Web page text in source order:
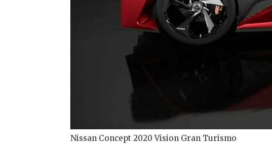
Nissan Concept 2020 Vision Gran Turismo